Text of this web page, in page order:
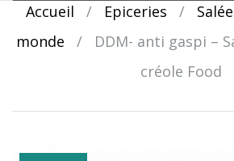
content
Accueil / Epiceries /
monde
/
DDM- anti gaspi –
créole Food